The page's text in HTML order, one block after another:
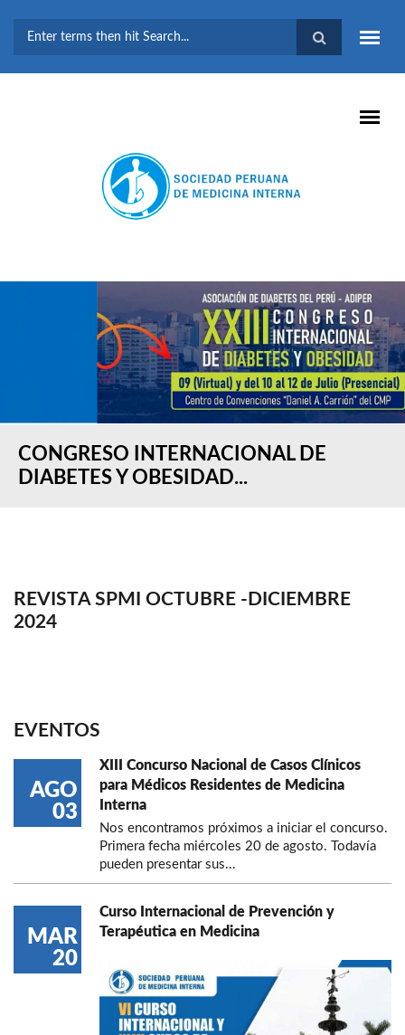
BÚSQUEDA
CONGRESO INTERNACIONAL DE
DIABETES Y OBESIDAD...
REVISTA SPMI OCTUBRE -DICIEMBRE
2024
EVENTOS
AGO
03
XIII Concurso Nacional de Casos Clínicos
para Médicos Residentes de Medicina
Interna
Nos encontramos próximos a iniciar el concurso.
Primera fecha miércoles 20 de agosto. Todavía
pueden presentar sus...
MAR
20
Curso Internacional de Prevención y
Terapéutica en Medicina